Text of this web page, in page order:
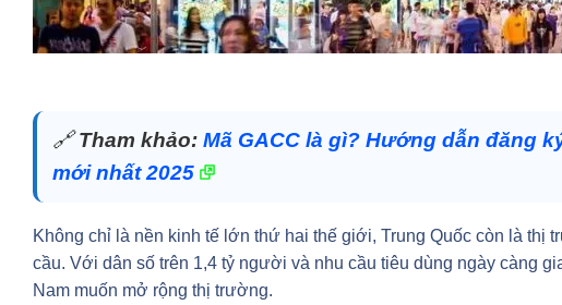
🔗Tham khảo: Mã GACC là gì? Hướng dẫn đăng
mới nhất 2025
Không chỉ là nền kinh tế lớn thứ hai thế giới, Trung Quốc còn là thị
cầu. Với dân số trên 1,4 tỷ người và nhu cầu tiêu dùng ngày càng
Nam muốn mở rộng thị trường.